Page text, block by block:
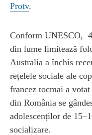
Protv.
Conform UNESCO,
din lume limitează
Australia a închis
rețelele sociale ale
francez tocmai a
din România se
adolescenților de
socializare.